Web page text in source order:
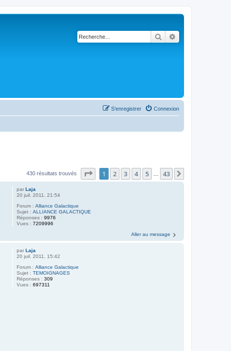
Rechercher
Connexion
S’enregistrer
430 résultats trouvés Page sur43
1 2 3 4 5 43
parLaja
20 juil. 2011, 21:54
Forum :Alliance Galactique
Sujet :ALLIANCE GALACTIQUE
Réponses :9976
Vues :7209996
Aller au message
parLaja
20 juil. 2011, 15:42
Forum :Alliance Galactique
Sujet :TEMOIGNAGES
Réponses :309
Vues :697311